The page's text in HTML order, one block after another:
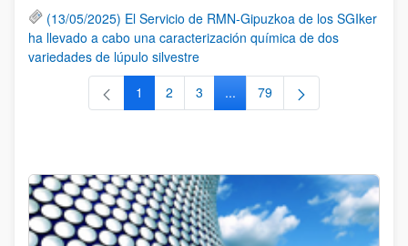
(13/05/2025) El Servicio de RMN-Gipuzkoa de los SGIker
ha llevado a cabo una caracterización química de dos
variedades de lúpulo silvestre
Página
1 Página
2 Página
3 ...Páginas intermedias Use TAB
Página
79